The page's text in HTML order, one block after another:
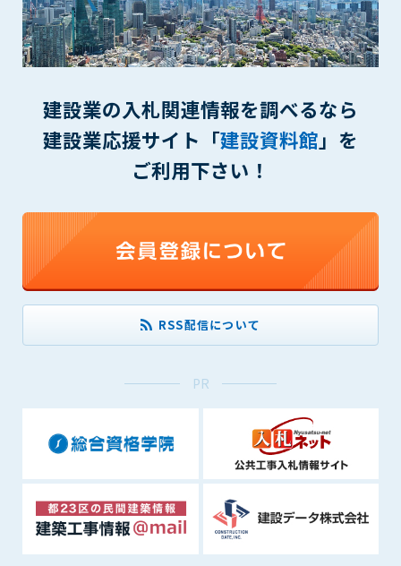
建設業の入札関連情報を調べるなら
建設業応援サイト「建設資料館」を
ご利用下さい！
RSS配信について
PR
す。
(1) 第三者または管理者の著作権、その他知的所有権を侵害す
る行為
(2) 第三者または管理者の財産、プライバシー等を侵害する行
(3) 第三者または管理者を誹謗中傷する行為
(4) 有害なコンピュータプログラム等を送信又は書き込む行為
(5) 第三者に不利益を与える行為
(6) 管理者が承認していない営利を目的とした行為
(8) 犯罪的行為に結びつく行為
(9) その他、法律に反する行為
(10) 建設資料館から知り得た情報及びダウンロードした情報
を、営利を目的として第三者に転売し、または転売のため
恐れのあるものは、会員の承諾なく削除できるものとします。
(2) 建設資料館の運営および保守管理上、必要と判断した場合
(3) 広告掲載料金の支払が遅延した場合
(4) その他、管理者が不適当と判断した場合
第8条（サービスの変更・中止等）
管理者は、会員の承諾なく、本サービス内容の変更(新規追加、